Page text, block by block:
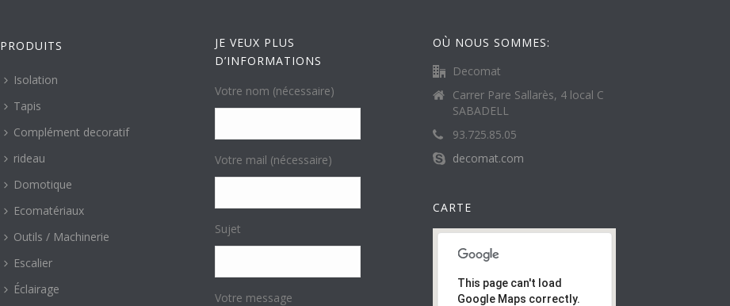
PRODUITS
Isolation
Tapis
Complément decoratif
rideau
Domotique
Ecomatériaux
Outils / Machinerie
Escalier
Éclairage
JE VEUX PLUS
D’INFORMATIONS
Votre nom (nécessaire)
Votre mail (nécessaire)
Sujet
Votre message
OÙ NOUS SOMMES:
Decomat
Carrer Pare Sallarès, 4 local C
SABADELL
93.725.85.05
decomat.com
CARTE
This page can't load
Google Maps correctly.